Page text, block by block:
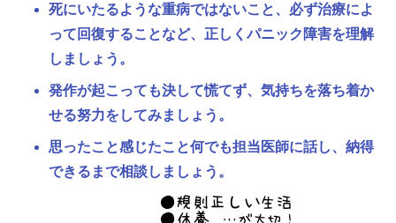
死にいたるような重病ではないこと、必ず治療によ
って回復することなど、正しくパニック障害を理解
しましょう。
発作が起こっても決して慌てず、気持ちを落ち着か
せる努力をしてみましょう。
思ったこと感じたこと何でも担当医師に話し、納得
できるまで相談しましょう。